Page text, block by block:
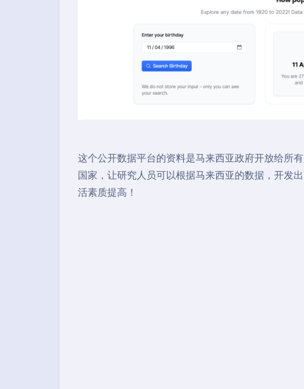
这个公开数据平台的资料是马来西亚政府开放给所
国家，让研究人员可以根据马来西亚的数据，开发
活素质提高！